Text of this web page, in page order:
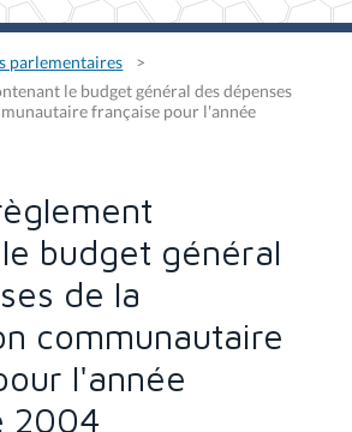
parlementaires
le budget général des dépenses
française pour l'année
budget général
de la
communautaire
l'année
2004